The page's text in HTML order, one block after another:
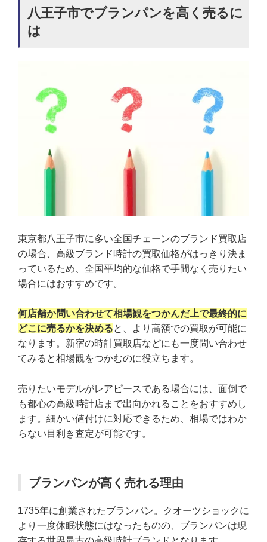
八王子市でブランパンを高く売るに
は
東京都八王子市に多い全国チェーンのブランド買取店
の場合、高級ブランド時計の買取価格がはっきり決ま
っているため、全国平均的な価格で手間なく売りたい
場合にはおすすめです。
何店舗か問い合わせて相場観をつかんだ上で最終的に
どこに売るかを決めると、より高額での買取が可能に
なります。新宿の時計買取店などにも一度問い合わせ
てみると相場観をつかむのに役立ちます。
売りたいモデルがレアピースである場合には、面倒で
も都心の高級時計店まで出向かれることをおすすめし
ます。細かい値付けに対応できるため、相場ではわか
らない目利き査定が可能です。
ブランパンが高く売れる理由
1735年に創業されたブランパン。クオーツショックに
より一度休眠状態にはなったものの、ブランパンは現